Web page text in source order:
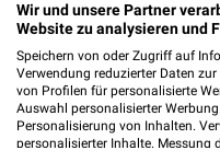
Küchencenter
für Plauen
Wir und unsere Partner
Website zu analysieren und
Speichern von oder Zugriff auf
Verwendung reduzierter Daten
von Profilen für personalisierte
Auswahl personalisierter
Personalisierung von Inhalten.
personalisierter Inhalte. Messung